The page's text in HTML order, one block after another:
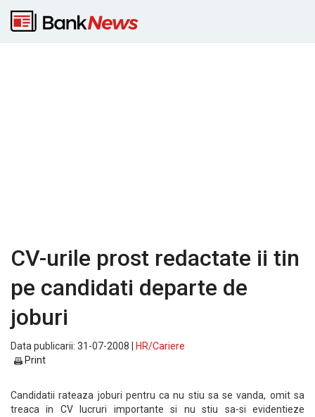
CV-urile prost redactate ii tin
pe candidati departe de
joburi
Data publicarii: 31-07-2008 |
HR/Cariere
Print
Candidatii rateaza joburi pentru ca nu stiu sa se vanda, omit sa
treaca in CV lucruri importante si nu stiu sa-si evidentieze